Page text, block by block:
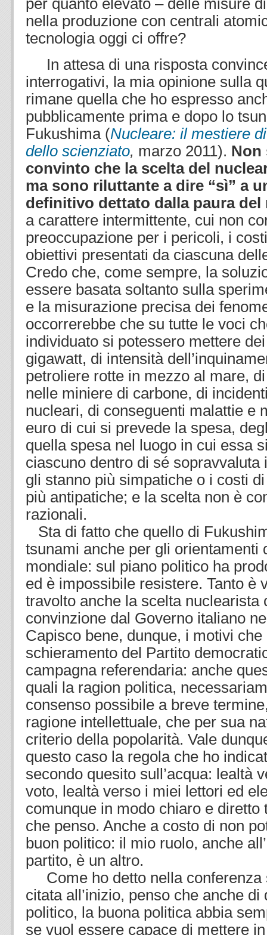
per quanto elevato – delle misure
nella produzione con centrali
tecnologia oggi ci offre?
In attesa di una risposta
interrogativi, la mia opinione sulla
rimane quella che ho espresso
pubblicamente prima e dopo lo
Fukushima (Nucleare: il mestiere
dello scienziato, marzo 2011). Non
convinto che la scelta del
ma sono riluttante a dire “sì” a
definitivo dettato dalla paura del
a carattere intermittente, cui non
preoccupazione per i pericoli, i
obiettivi presentati da ciascuna
Credo che, come sempre, la
essere basata soltanto sulla
e la misurazione precisa dei
occorrerebbe che su tutte le voci
individuato si potessero mettere
gigawatt, di intensità
petroliere rotte in mezzo al mare,
nelle miniere di carbone, di
nucleari, di conseguenti malattie e
euro di cui si prevede la spesa,
quella spesa nel luogo in cui essa
ciascuno dentro di sé sopravvaluta
gli stanno più simpatiche o i costi
più antipatiche; e la scelta non è
razionali.
Sta di fatto che quello di
tsunami anche per gli orientamenti
mondiale: sul piano politico ha
ed è impossibile resistere. Tanto è
travolto anche la scelta nuclearista
convinzione dal Governo italiano
Capisco bene, dunque, i motivi
schieramento del Partito
campagna referendaria: anche
quali la ragion politica,
consenso possibile a breve
ragione intellettuale, che per sua
criterio della popolarità. Vale
questo caso la regola che ho
secondo quesito sull’acqua: lealtà
voto, lealtà verso i miei lettori ed
comunque in modo chiaro e diretto
che penso. Anche a costo di non
buon politico: il mio ruolo, anche
partito, è un altro.
Come ho detto nella conferenza
citata all’inizio, penso che anche
politico, la buona politica abbia
se vuol essere capace di mettere